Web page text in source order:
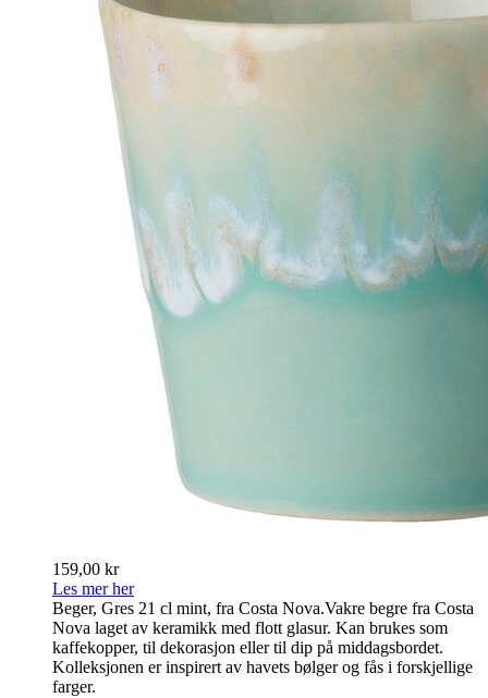
159,00 kr
Les mer her
Beger, Gres 21 cl mint, fra Costa Nova.Vakre begre fra Costa
Nova laget av keramikk med flott glasur. Kan brukes som
kaffekopper, til dekorasjon eller til dip på middagsbordet.
Kolleksjonen er inspirert av havets bølger og fås i forskjellige
farger.